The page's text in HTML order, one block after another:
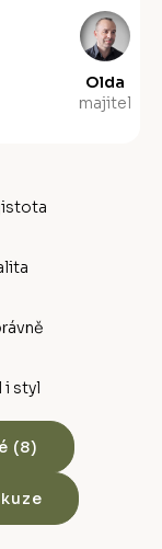
Olda
majitel
i styl
(8)